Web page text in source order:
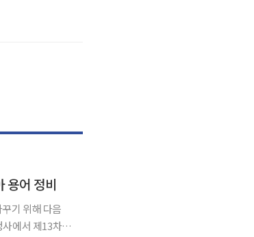
용어 정비
기 위해 다음